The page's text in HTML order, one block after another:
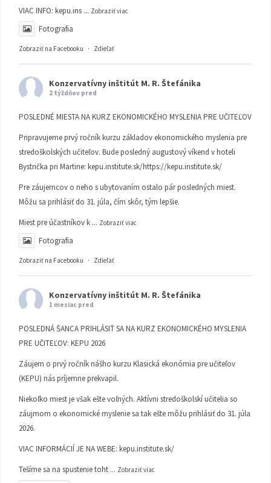
VIAC INFO: kepu.ins ... Zobraziť viac
Fotografia
Zobraziť na Facebooku · Zdieľať
Konzervatívny inštitút M. R. Štefánika
2 týždňov pred
POSLEDNÉ MIESTA NA KURZ EKONOMICKÉHO MYSLENIA PRE UČITEĽOV
Pripravujeme prvý ročník kurzu základov ekonomického myslenia pre
stredoškolských učiteľov. Bude posledný augustový víkend v hoteli
Bystrička pri Martine: kepu.institute.sk/https://kepu.institute.sk/
Pre záujemcov o neho s ubytovaním ostalo pár posledných miest.
Môžu sa prihlásiť do 31. júla, čím skôr, tým lepšie.
Miest pre účastníkov k ... Zobraziť viac
Fotografia
Zobraziť na Facebooku · Zdieľať
Konzervatívny inštitút M. R. Štefánika
1 mesiac pred
POSLEDNÁ ŠANCA PRIHLÁSIŤ SA NA KURZ EKONOMICKÉHO MYSLENIA
PRE UČITEĽOV: KEPU 2026
Záujem o prvý ročník nášho kurzu Klasická ekonómia pre učiteľov
(KEPU) nás príjemne prekvapil.
Niekoľko miest je však ešte voľných. Aktívni stredoškolskí učitelia so
záujmom o ekonomické myslenie sa tak ešte môžu prihlásiť do 31. júla
2026.
VIAC INFORMÁCIÍ JE NA WEBE: kepu.institute.sk/
Tešíme sa na spustenie toht ... Zobraziť viac